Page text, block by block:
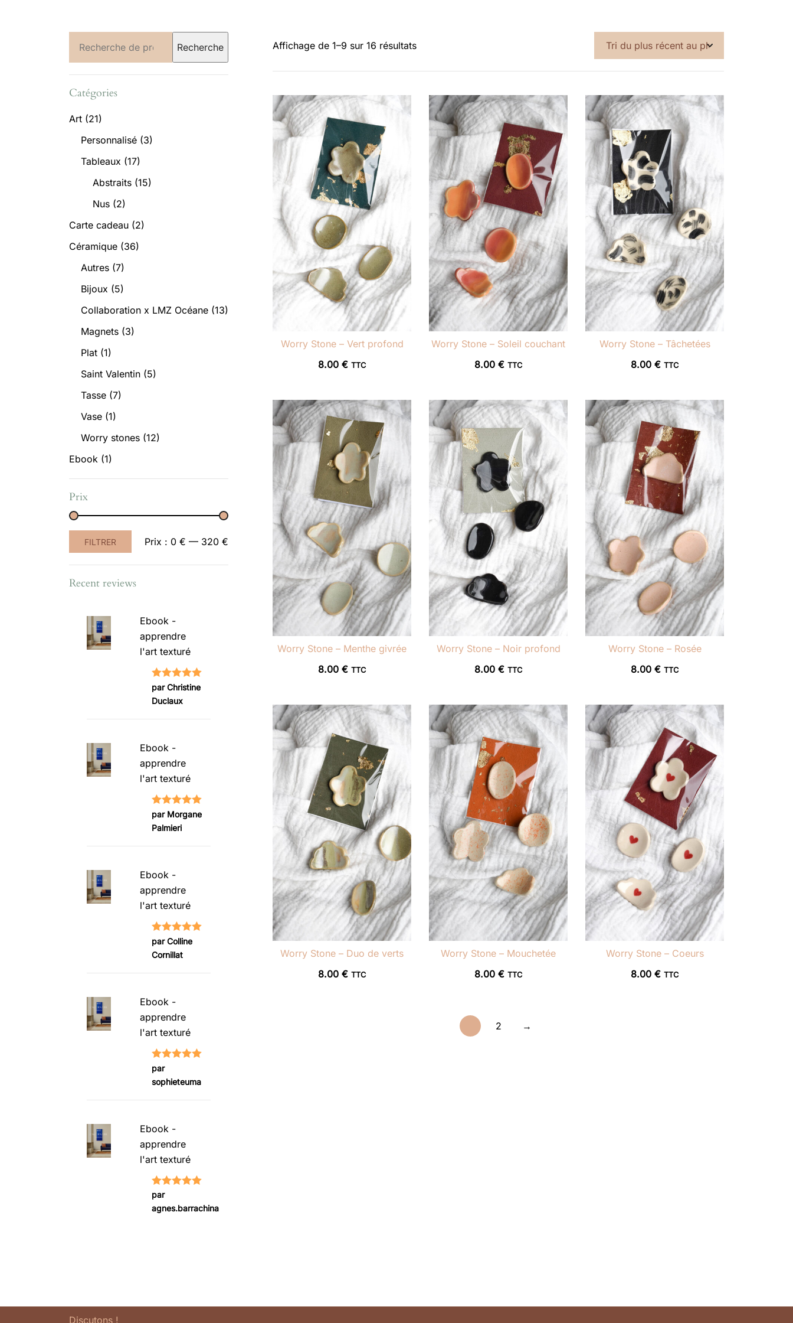
Affichage de 1–9 sur 16 résultatsTrié
plus
ancien
Worry Stone – Vert profond
8.00 € TTC
Worry Stone – Soleil couchant
8.00 € TTC
Worry Stone – Tâchetées
8.00 € TTC
Worry Stone – Menthe givrée
8.00 € TTC
Worry Stone – Noir profond
8.00 € TTC
Worry Stone – Rosée
8.00 € TTC
Worry Stone – Duo de verts
8.00 € TTC
Worry Stone – Mouchetée
8.00 € TTC
Worry Stone – Coeurs
8.00 € TTC
2 →
pour :
Recherche
Catégories
Art (21)
Personnalisé (3)
Tableaux (17)
Abstraits (15)
Nus (2)
Carte cadeau (2)
Céramique (36)
Autres (7)
Bijoux (5)
Collaboration x LMZ Océane (13)
Magnets (3)
Plat (1)
Saint Valentin (5)
Tasse (7)
Vase (1)
Worry stones (12)
Ebook (1)
Prix
Prix
min
Prix
max
FILTRER Prix : 0 € — 320 €
Recent reviews
Ebook -
apprendre
l'art texturé
Note5sur
5
par Christine
Duclaux
Ebook -
apprendre
l'art texturé
Note5sur
5
par Morgane
Palmieri
Ebook -
apprendre
l'art texturé
Note5sur
5
par Colline
Cornillat
Ebook -
apprendre
l'art texturé
Note
5
par
sophieteuma
Ebook -
apprendre
l'art texturé
Note
5
par
agnes.barrachina
Discutons !